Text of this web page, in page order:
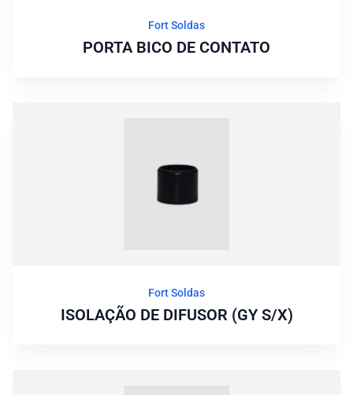
Fort Soldas
PORTA BICO DE CONTATO
Fort Soldas
ISOLAÇÃO DE DIFUSOR (GY S/X)